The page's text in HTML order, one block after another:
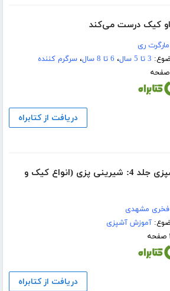
کیک درست می‌کند
مارگرت ری
3 تا 5 سال ، 6 تا 8 سال ،سرگرم کننده
دریافت از کتابراه
دانلود کتاب آموزش آشپزی جلد 4: شیرینی پزی (انواع کیک و
فخری مشهدی
آموزش آشپزی
دریافت از کتابراه